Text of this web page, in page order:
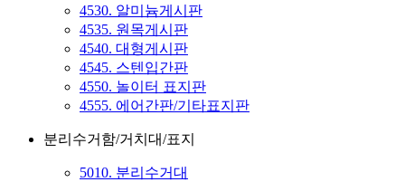
4530. 알미늄게시판
4535. 원목게시판
4540. 대형게시판
4545. 스텐입간판
4550. 놀이터 표지판
4555. 에어간판/기타표지판
분리수거함/거치대/표지
5010. 분리수거대